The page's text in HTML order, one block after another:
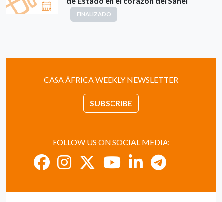
FINALIZADO
CASA ÁFRICA WEEKLY NEWSLETTER
SUBSCRIBE
FOLLOW US ON SOCIAL MEDIA: